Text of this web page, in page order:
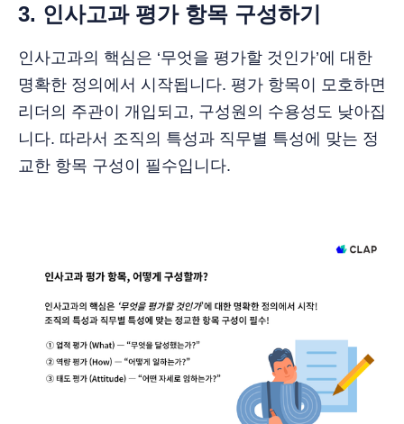
3. 인사고과 평가 항목 구성하기
인사고과의 핵심은 ‘무엇을 평가할 것인가’에 대한
명확한 정의에서 시작됩니다. 평가 항목이 모호하면
리더의 주관이 개입되고, 구성원의 수용성도 낮아집
니다. 따라서 조직의 특성과 직무별 특성에 맞는 정
교한 항목 구성이 필수입니다.